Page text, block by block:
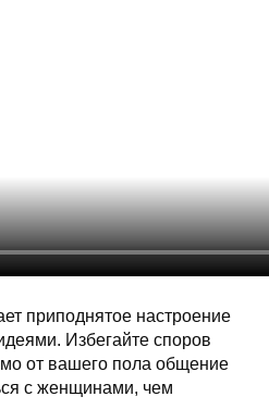
приподнятое настроение
Избегайте споров
от вашего пола общение
с женщинами, чем